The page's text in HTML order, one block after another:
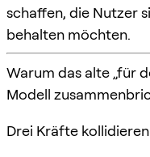
schaffen, die Nutzer
behalten möchten.
Warum das alte „für
Modell
Drei Kräfte